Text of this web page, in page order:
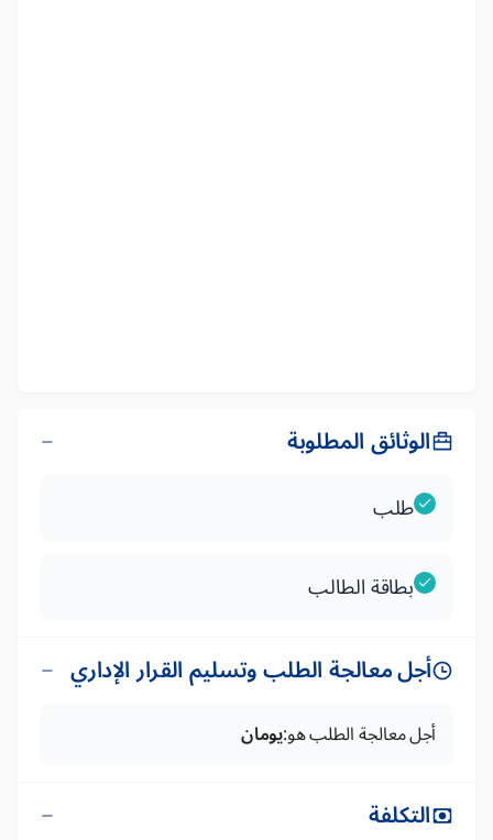
الوثائق المطلوبة
طلب
بطاقة الطالب
أجل معالجة الطلب وتسليم القرار الإداري
أجل معالجة الطلب هو:يومان
التكلفة